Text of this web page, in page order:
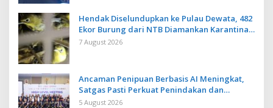
Hendak Diselundupkan ke Pulau Dewata, 482
Ekor Burung dari NTB Diamankan Karantina
Bali
7 August 2026
Ancaman Penipuan Berbasis AI Meningkat,
Satgas Pasti Perkuat Penindakan dan
Pengembangan Aplikasi Anti Penipuan
5 August 2026